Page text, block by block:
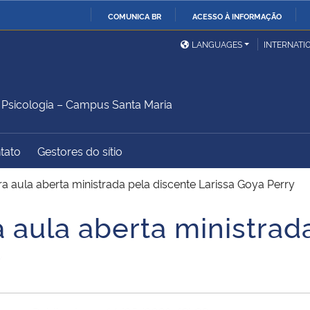
COMUNICA BR ACESSO À INFORMAÇÃO
Ministério da Defesa
Ministério das Relações
Exteriores
Ministério do
Desenvolvimento Regional
União
Advocacia-Geral da União Banco Central do Brasil
LANGUAGES
– Campus Santa Maria
Gestores do sítio
aula aberta ministrada pela discente Larissa Goya Perry
aula aberta